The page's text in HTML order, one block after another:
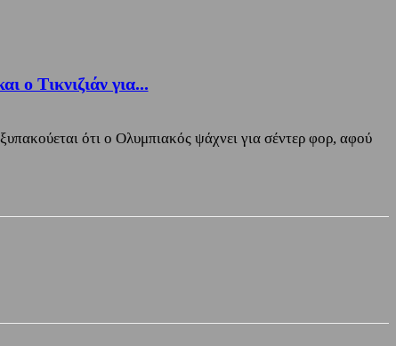
ο Τικνιζιάν για...
ότι ο Ολυμπιακός ψάχνει για σέντερ φορ, αφού